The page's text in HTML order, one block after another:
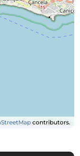
contributors.